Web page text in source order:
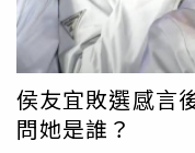
天帶來喜悅和光明。」
賽延期，20日回灣區
隊將休息一週，直到
擇日舉行。
侯友宜敗選感言
問她是誰？